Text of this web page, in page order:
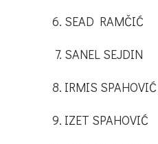
SEAD RAMČIĆ
SANEL SEJDIN
IRMIS SPAHOVIĆ
IZET SPAHOVIĆ